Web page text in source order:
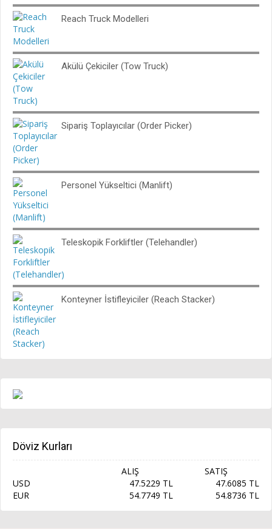
Reach Truck Modelleri
Akülü Çekiciler (Tow Truck)
Sipariş Toplayıcılar (Order Picker)
Personel Yükseltici (Manlift)
Teleskopik Forkliftler (Telehandler)
Konteyner İstifleyiciler (Reach Stacker)
Döviz Kurları
ALIŞ
SATIŞ
USD
47.5229 TL
47.6085 TL
EUR
54.7749 TL 54.8736 TL